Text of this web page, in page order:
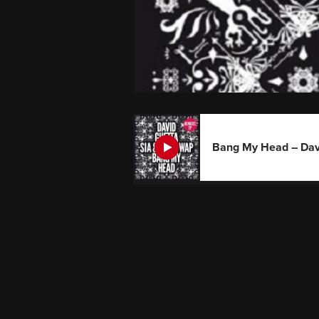
Bang My Head –